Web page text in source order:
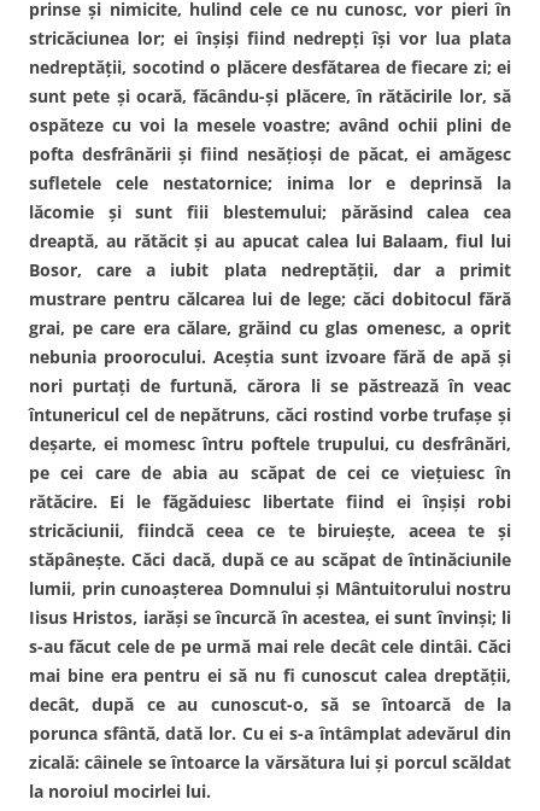
prinse şi nimicite, hulind cele ce nu cunosc, vor pieri în
stricăciunea lor; ei înşişi fiind nedrepţi îşi vor lua plata
nedreptăţii, socotind o plăcere desfătarea de fiecare zi; ei
sunt pete şi ocară, făcându-şi plăcere, în rătăcirile lor, să
ospăteze cu voi la mesele voastre; având ochii plini de
pofta desfrânării şi fiind nesăţioşi de păcat, ei amăgesc
sufletele cele nestatornice; inima lor e deprinsă la
lăcomie şi sunt fiii blestemului; părăsind calea cea
dreaptă, au rătăcit şi au apucat calea lui Balaam, fiul lui
Bosor, care a iubit plata nedreptăţii, dar a primit
mustrare pentru călcarea lui de lege; căci dobitocul fără
grai, pe care era călare, grăind cu glas omenesc, a oprit
nebunia proorocului. Aceştia sunt izvoare fără de apă şi
nori purtaţi de furtună, cărora li se păstrează în veac
întunericul cel de nepătruns, căci rostind vorbe trufaşe şi
deşarte, ei momesc întru poftele trupului, cu desfrânări,
pe cei care de abia au scăpat de cei ce vieţuiesc în
rătăcire. Ei le făgăduiesc libertate fiind ei înşişi robi
stricăciunii, fiindcă ceea ce te biruieşte, aceea te şi
stăpâneşte. Căci dacă, după ce au scăpat de întinăciunile
lumii, prin cunoaşterea Domnului şi Mântuitorului nostru
Iisus Hristos, iarăşi se încurcă în acestea, ei sunt învinşi; li
s-au făcut cele de pe urmă mai rele decât cele dintâi. Căci
mai bine era pentru ei să nu fi cunoscut calea dreptăţii,
decât, după ce au cunoscut-o, să se întoarcă de la
porunca sfântă, dată lor. Cu ei s-a întâmplat adevărul din
zicală: câinele se întoarce la vărsătura lui şi porcul scăldat
la noroiul mocirlei lui.